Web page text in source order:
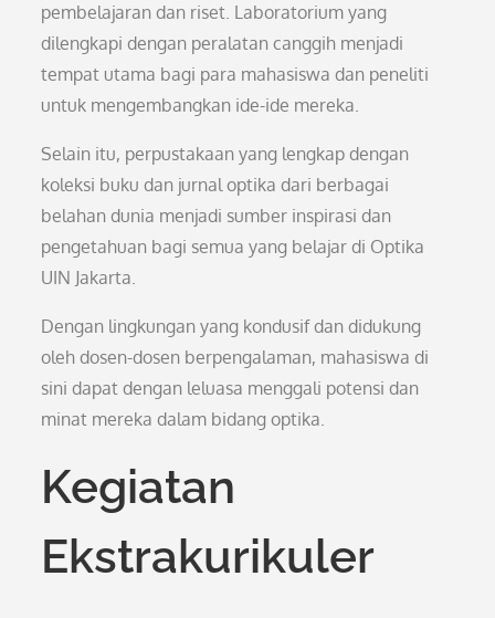
pembelajaran dan riset. Laboratorium yang
dilengkapi dengan peralatan canggih menjadi
tempat utama bagi para mahasiswa dan peneliti
untuk mengembangkan ide-ide mereka.
Selain itu, perpustakaan yang lengkap dengan
koleksi buku dan jurnal optika dari berbagai
belahan dunia menjadi sumber inspirasi dan
pengetahuan bagi semua yang belajar di Optika
UIN Jakarta.
Dengan lingkungan yang kondusif dan didukung
oleh dosen-dosen berpengalaman, mahasiswa di
sini dapat dengan leluasa menggali potensi dan
minat mereka dalam bidang optika.
Kegiatan
Ekstrakurikuler